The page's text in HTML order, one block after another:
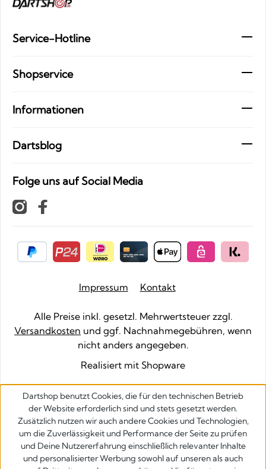
Service-Hotline
Shopservice
Informationen
Dartsblog
Folge uns auf Social Media
Impressum Kontakt
Alle Preise inkl. gesetzl. Mehrwertsteuer zzgl.
Versandkosten und ggf. Nachnahmegebühren, wenn
nicht anders angegeben.
Realisiert mit Shopware
Dartshop benutzt Cookies, die für den technischen Betrieb
der Website erforderlich sind und stets gesetzt werden.
Zusätzlich nutzen wir auch andere Cookies und Technologien,
um die Zuverlässigkeit und Performance der Seite zu prüfen
und Deine Nutzererfahrung einschließlich relevanter Inhalte
und personalisierter Werbung sowohl auf unseren als auch